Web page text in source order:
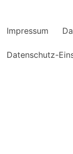
Impressum
Datenschutz-